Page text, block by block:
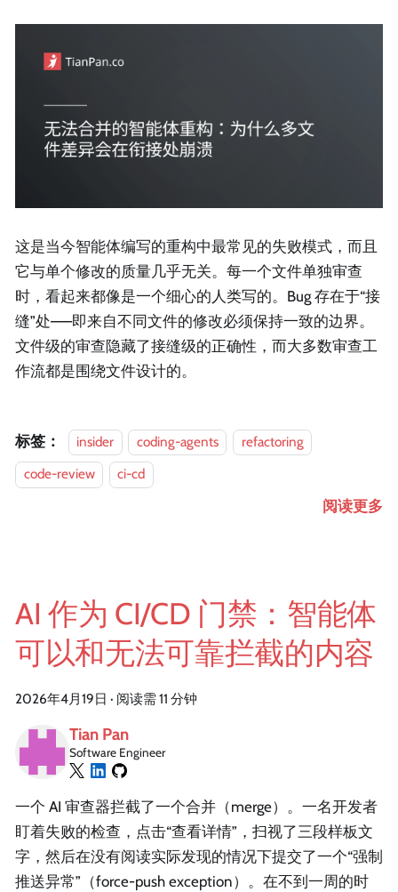
这是当今智能体编写的重构中最常见的失败模式，而且
它与单个修改的质量几乎无关。每一个文件单独审查
时，看起来都像是一个细心的人类写的。Bug 存在于“接
缝”处——即来自不同文件的修改必须保持一致的边界。
文件级的审查隐藏了接缝级的正确性，而大多数审查工
作流都是围绕文件设计的。
标签： insider coding-agents
refactoring
code-review
ci-cd
阅读更多
AI 作为 CI/CD 门禁：智能体
可以和无法可靠拦截的内容
2026年4月19日 · 阅读需 11 分钟
Tian Pan
Software Engineer
一个 AI 审查器拦截了一个合并（merge）。一名开发者
盯着失败的检查，点击“查看详情”，扫视了三段样板文
字，然后在没有阅读实际发现的情况下提交了一个“强制
推送异常”（force-push exception）。在不到一周的时